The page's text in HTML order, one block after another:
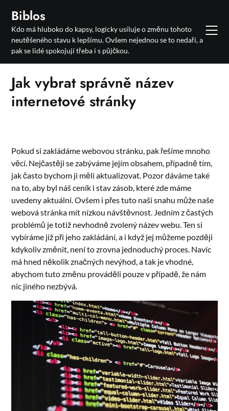
content
Biblos
Kdo má hluboko do kapsy, logicky usiluje o změnu tohoto
neutěšeného stavu k lepšímu. Ovšem nejednou se to nedaří, a
pak se lidé spokojují třeba i s půjčkou.
Jak vybrat správně název
internetové stránky
Pokud si zakládáme webovou stránku, pak řešíme mnoho
věcí. Nejčastěji se zabýváme jejím obsahem, případně tím,
jak často bychom ji měli aktualizovat. Pozor dáváme také
na to, aby byl náš ceník i stav zásob, které zde máme
uvedeny aktuální. Ovšem i přes tuto naši snahu může naše
webová stránka mít nízkou návštěvnost. Jedním z častých
problémů je totiž nevhodně zvolený název webu. Ten si
vybíráme již při jeho zakládání, a i když jej můžeme později
kdykoliv změnit, není to zrovna jednoduchý proces. Navíc
má hned několik značných nevýhod, a tak je vhodné,
abychom tuto změnu prováděli pouze v případě, že nám
nic jiného nezbývá.